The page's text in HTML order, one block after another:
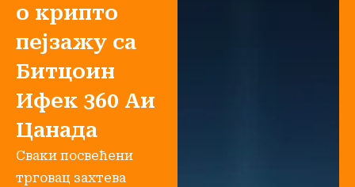
о крипто
пејзажу са
Битцоин
Ифек 360 Аи
Цанада
Сваки посвећени
трговац захтева